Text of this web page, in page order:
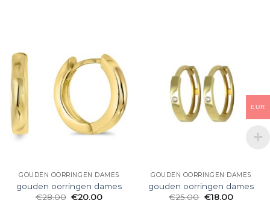
GOUDEN OORRINGEN DAMES
gouden oorringen dames
€28.00 €20.00
GOUDEN OORRINGEN DAMES
gouden oorringen dames
€25.00 €18.00
EUR